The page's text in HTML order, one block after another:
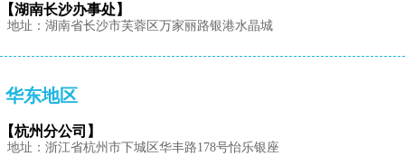
【湖南长沙办事处】
地址：湖南省长沙市芙蓉区万家丽路银港水晶城
华东地区
【杭州分公司】
地址：浙江省杭州市下城区华丰路178号怡乐银座